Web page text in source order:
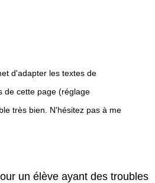
d'adapter les textes de
de cette page (réglage
très bien. N'hésitez pas à me
un élève ayant des troubles